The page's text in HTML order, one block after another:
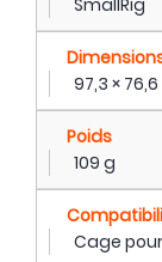
97,3 ×
Poids
109 g
Cage